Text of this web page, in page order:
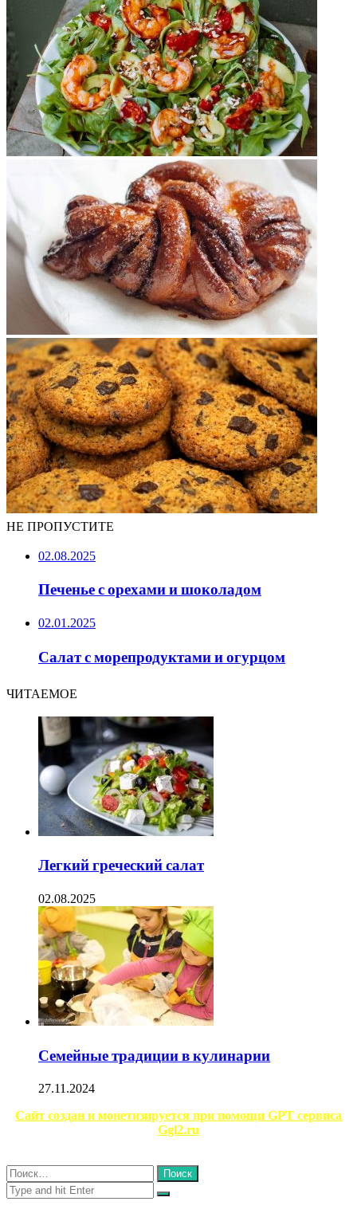
НЕ ПРОПУСТИТЕ
02.08.2025
Печенье с орехами и шоколадом
02.01.2025
Салат с морепродуктами и огурцом
ЧИТАЕМОЕ
Легкий греческий салат
02.08.2025
Семейные традиции в кулинарии
27.11.2024
Facebook
Twitter
WhatsApp
Telegram
Сайт создан и монетизируется при помощи GPT сервиса
Ggl2.ru
Close
Найти:
Close
Search